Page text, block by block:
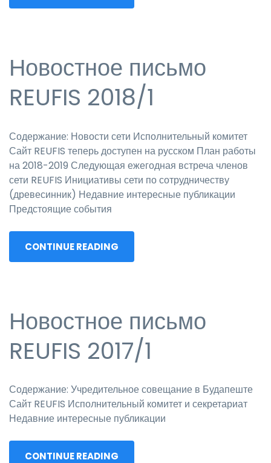
Новостное письмо
REUFIS 2018/1
Содержание: Новости сети Исполнительный комитет
Сайт REUFIS теперь доступен на русском План работы
на 2018-2019 Следующая ежегодная встреча членов
сети REUFIS Инициативы сети по сотрудничеству
(древесинник) Недавние интересные публикации
Предстоящие события
CONTINUE READING
Новостное письмо
REUFIS 2017/1
Содержание: Учредительное совещание в Будапеште
Сайт REUFIS Исполнительный комитет и секретариат
Недавние интересные публикации
CONTINUE READING